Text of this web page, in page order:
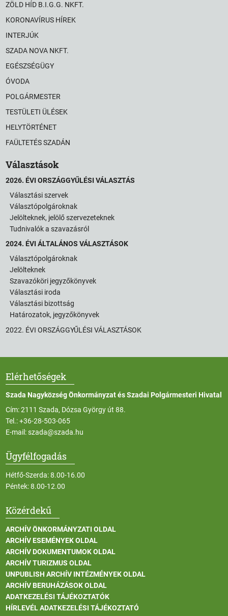
ZÖLD HÍD B.I.G.G. NKFT.
KORONAVÍRUS HÍREK
INTERJÚK
SZADA NOVA NKFT.
EGÉSZSÉGÜGY
ÓVODA
POLGÁRMESTER
TESTÜLETI ÜLÉSEK
HELYTÖRTÉNET
FAÜLTETÉS SZADÁN
Választások
2026. ÉVI ORSZÁGGYŰLÉSI VÁLASZTÁS
Választási szervek
Választópolgároknak
Jelölteknek, jelölő szervezeteknek
Tudnivalók a szavazásról
2024. ÉVI ÁLTALÁNOS VÁLASZTÁSOK
Választópolgároknak
Jelölteknek
Szavazóköri jegyzőkönyvek
Választási iroda
Választási bizottság
Határozatok, jegyzőkönyvek
2022. ÉVI ORSZÁGGYŰLÉSI VÁLASZTÁSOK
Elérhetőségek
Szada Nagyközség Önkormányzat és Szadai Polgármesteri Hivatal
Cím: 2111 Szada, Dózsa György út 88.
Tel.:+36-28-503-065
E-mail:szada@szada.hu
Ügyfélfogadás
Hétfő-Szerda: 8.00-16.00
Péntek: 8.00-12.00
Közérdekű
ARCHÍV ÖNKORMÁNYZATI OLDAL
ARCHÍV ESEMÉNYEK OLDAL
ARCHÍV DOKUMENTUMOK OLDAL
ARCHÍV TURIZMUS OLDAL
UNPUBLISH ARCHÍV INTÉZMÉNYEK OLDAL
ARCHÍV BERUHÁZÁSOK OLDAL
ADATKEZELÉSI TÁJÉKOZTATÓK
HÍRLEVÉL ADATKEZELÉSI TÁJÉKOZTATÓ